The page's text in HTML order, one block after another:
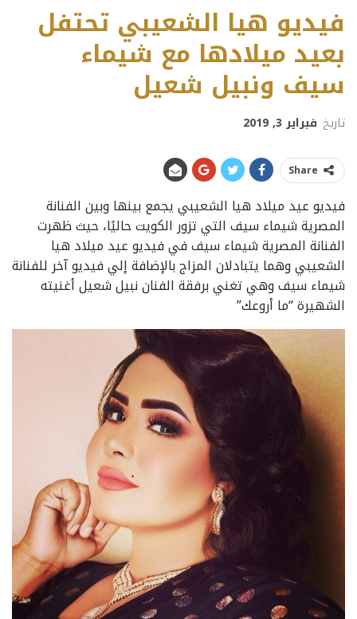
فيديو هيا الشعيبي تحتفل
بعيد ميلادها مع شيماء
سيف ونبيل شعيل
تاريخ فبراير 3, 2019
Share
فيديو عيد ميلاد هيا الشعيبي يجمع بينها وبين الفنانة
المصرية شيماء سيف التي تزور الكويت حاليًا، حيث ظهرت
الفنانة المصرية شيماء سيف في فيديو عيد ميلاد هيا
الشعيبي وهما يتبادلان المزاج بالإضافة إلي فيديو آخر للفنانة
شيماء سيف وهي تغني برفقة الفنان نبيل شعيل أغنيته
الشهيرة “ما أروعك”